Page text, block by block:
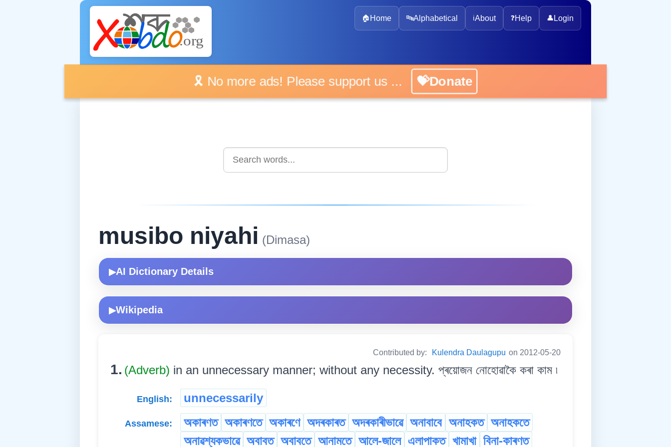
🏠 Home 🔤Alphabetical ℹ️About ❓Help 👤 Login
🎗️ No more ads! Please support us ... 💝Donate
musibo niyahi (Dimasa)
▶AI Dictionary Details
▶Wikipedia
Contributed by: Kulendra Daulagupu on 2012-05-20
1. (Adverb) in an unnecessary manner; without any necessity. প্ৰয়োজন নোহোৱাকৈ কৰা কাম ৷
English: unnecessarily
Assamese: অকাৰণত অকাৰণতে অকাৰণে অদৰকাৰত অদৰকাৰীভাৱে অনাবাবে অনাহকত অনাহকতে
অনাৱশ্যকভাৱে অবাবত অবাবতে আনামতে আলে-জালে এলাপাকত খামাখা বিনা-কাৰণত